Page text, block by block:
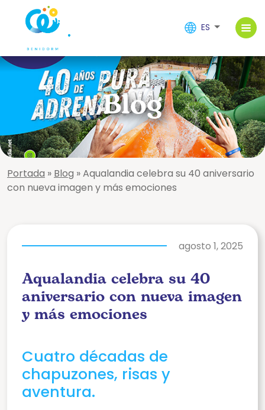
ES
Blog
Portada » Blog »Aqualandia celebra su 40 aniversario
con nueva imagen y más emociones
agosto 1, 2025
Aqualandia celebra su 40
aniversario con nueva imagen
y más emociones
Cuatro décadas de
chapuzones, risas y
aventura.